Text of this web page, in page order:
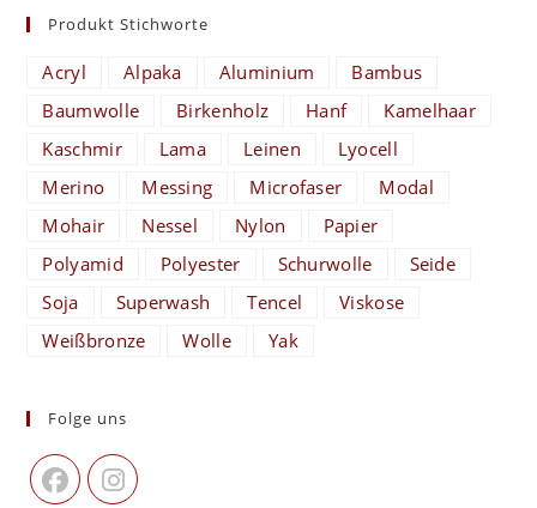
Produkt Stichworte
Acryl Alpaka Aluminium
Bambus
Baumwolle
Birkenholz Hanf
Kamelhaar
Kaschmir
Lama Leinen
Lyocell
Merino
Messing Microfaser
Modal
Mohair
Nessel Nylon
Papier
Polyamid
Polyester Schurwolle
Seide
Soja
Superwash Tencel
Viskose
Weißbronze
Wolle Yak
Folge uns